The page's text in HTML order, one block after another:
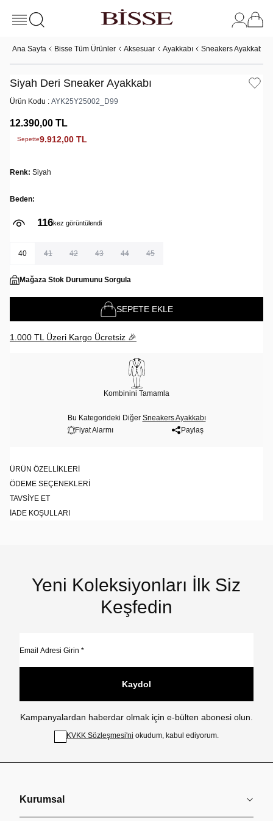
Ana Sayfa Bisse Tüm Ürünler Aksesuar Ayakkabı Sneakers Ayakkabı
Siyah Deri Sneaker Ayakkabı
Ürün Kodu : AYK25Y25002_D99
12.390,00 TL
Sepette9.912,00 TL
Renk: Siyah
Beden:
116kez görüntülendi
40 41 42 43 44 45
Mağaza Stok Durumunu Sorgula
SEPETE EKLE
1.000 TL Üzeri Kargo Ücretsiz 🎉
Kombinini Tamamla
Bu Kategorideki Diğer Sneakers Ayakkabı
Fiyat Alarmı
Paylaş
ÜRÜN ÖZELLIKLERI
ÖDEME SEÇENEKLERI
TAVSIYE ET
İADE KOŞULLARI
Yeni Koleksiyonları İlk Siz
Keşfedin
Kaydol
Kampanyalardan haberdar olmak için e-bülten abonesi olun.
KVKK Sözleşmesi'ni okudum, kabul ediyorum.
Kurumsal